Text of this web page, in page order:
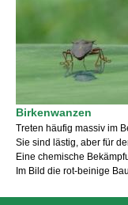
Birkenwanzen
Treten häufig massiv im
Sie sind lästig, aber für
Eine chemische
Im Bild die rot-beinige